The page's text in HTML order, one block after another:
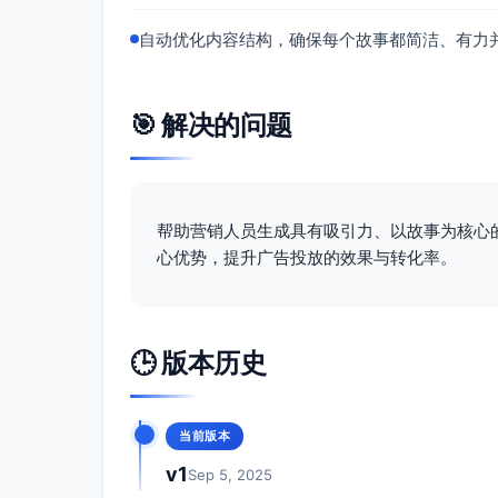
自动优化内容结构，确保每个故事都简洁、有力
🎯 解决的问题
帮助营销人员生成具有吸引力、以故事为核
心优势，提升广告投放的效果与转化率。
🕒 版本历史
当前版本
v1Sep 5, 2025